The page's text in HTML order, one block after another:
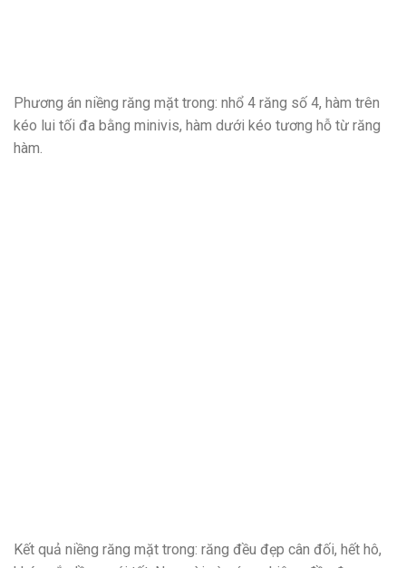
Phương án niềng răng mặt trong: nhổ 4 răng số 4, hàm trên
kéo lui tối đa bằng minivis, hàm dưới kéo tương hỗ từ răng
hàm.
Kết quả niềng răng mặt trong: răng đều đẹp cân đối, hết hô,